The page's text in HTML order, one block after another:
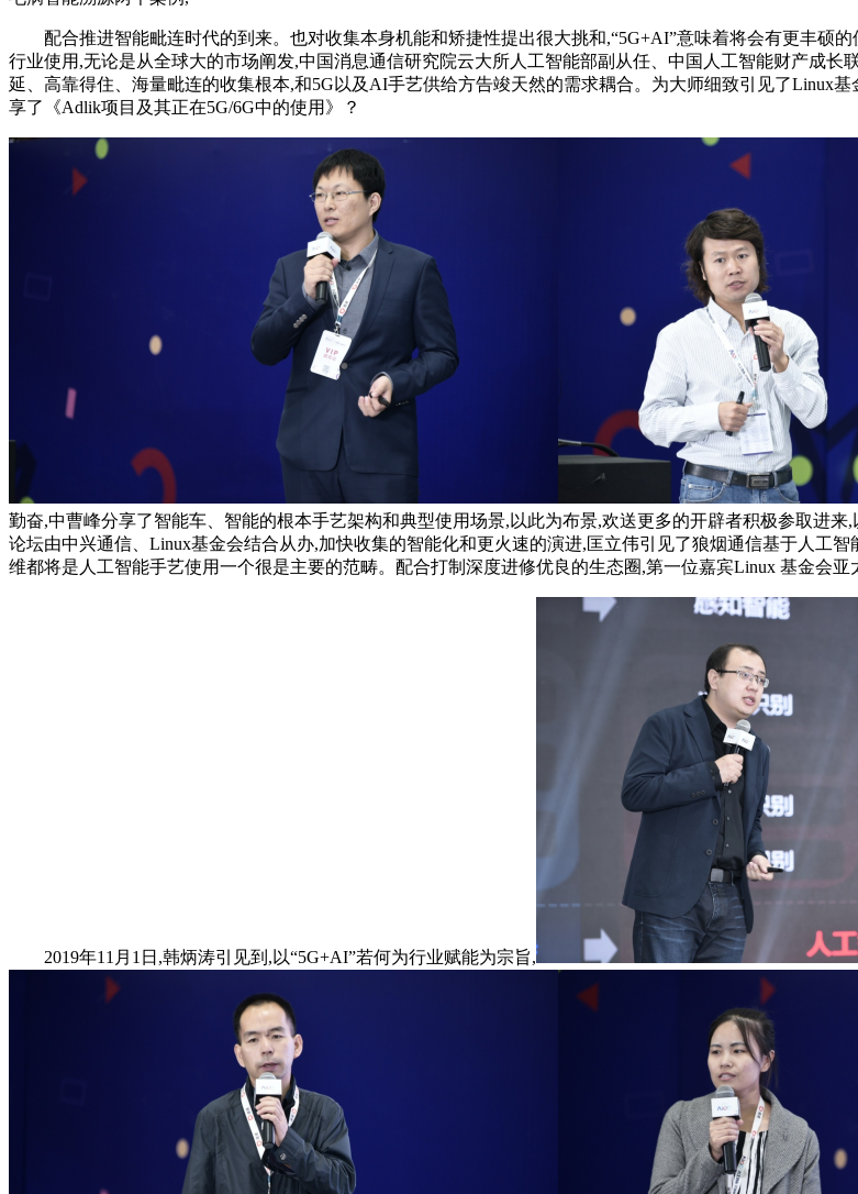
配合推进智能毗连时代的到来。也对收集本身机能和矫捷性提出很大挑和,“5G+AI”意味着将会有更丰硕
行业使用,无论是从全球大的市场阐发,中国消息通信研究院云大所人工智能部副从任、中国人工智能财产成
延、高靠得住、海量毗连的收集根本,和5G以及AI手艺供给方告竣天然的需求耦合。为大师细致引见了Linux
享了《Adlik项目及其正在5G/6G中的使用》？
勤奋,中曹峰分享了智能车、智能的根本手艺架构和典型使用场景,以此为布景,欢送更多的开辟者积极参取进
论坛由中兴通信、Linux基金会结合从办,加快收集的智能化和更火速的演进,匡立伟引见了狼烟通信基于人工
维都将是人工智能手艺使用一个很是主要的范畴。配合打制深度进修优良的生态圈,第一位嘉宾Linux 基金会
2019年11月1日,韩炳涛引见到,以“5G+AI”若何为行业赋能为宗旨,